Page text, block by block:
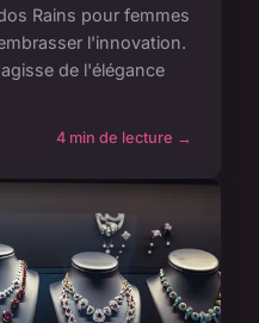
Rains pour femmes
l'innovation.
de l'élégance
4 min de lecture →